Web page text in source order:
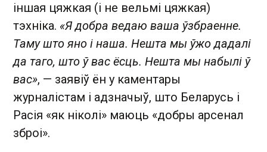
іншая цяжкая (і не вельмі цяжкая)
тэхніка. «Я добра ведаю ваша ўзбраенне.
Таму што яно і наша. Нешта мы ўжо дадалі
да таго, што ў вас ёсць. Нешта мы набылі ў
вас», — заявіў ён у каментары
журналістам і адзначыў, што Беларусь і
Расія «як ніколі» маюць «добры арсенал
зброі».